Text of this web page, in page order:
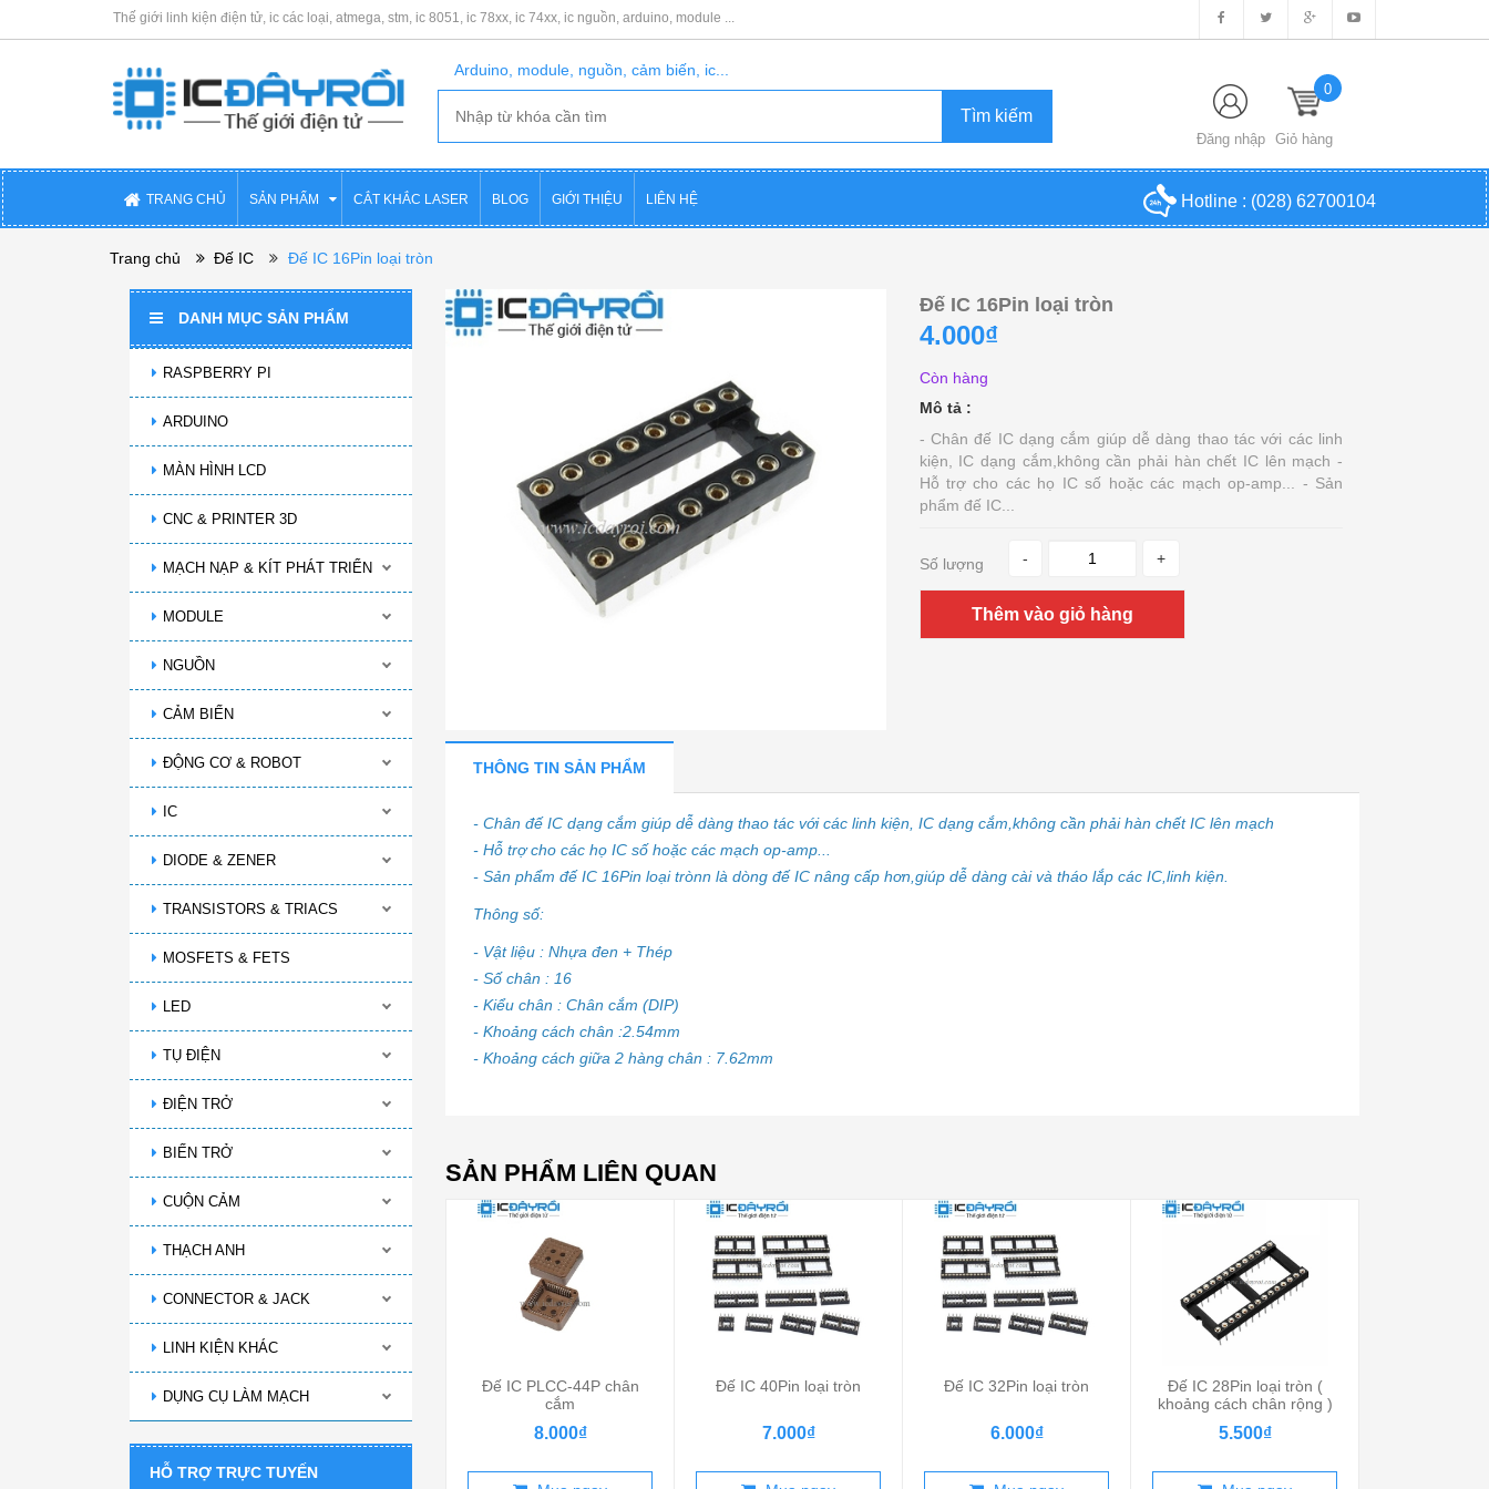
Thế giới linh kiện điện tử, ic các loại, atmega, stm, ic 8051, ic 78xx, ic 74xx, ic nguồn, arduino, module ...
Arduino, module, nguồn, cảm biến, ic...
Đăng nhập Giỏ hàng
0
TRANG CHỦ SẢN PHẨM CẮT KHẮC LASER BLOG GIỚI THIỆU LIÊN HỆ Hotline : (028) 62700104
Trang chủ Đế IC Đế IC 16Pin loại tròn
DANH MỤC SẢN PHẨM
RASPBERRY PI
ARDUINO
MÀN HÌNH LCD
CNC & PRINTER 3D
MẠCH NẠP & KÍT PHÁT TRIỂN
MODULE
NGUỒN
CẢM BIẾN
ĐỘNG CƠ & ROBOT
IC
DIODE & ZENER
TRANSISTORS & TRIACS
MOSFETS & FETS
LED
TỤ ĐIỆN
ĐIỆN TRỞ
BIẾN TRỞ
CUỘN CẢM
THẠCH ANH
CONNECTOR & JACK
LINH KIỆN KHÁC
DỤNG CỤ LÀM MẠCH
HỖ TRỢ TRỰC TUYẾN
Đế IC 16Pin loại tròn
4.000₫
Còn hàng
Mô tả :
- Chân đế IC dạng cắm giúp dễ dàng thao tác với các linh
kiện, IC dạng cắm,không cần phải hàn chết IC lên mạch -
Hỗ trợ cho các họ IC số hoặc các mạch op-amp... - Sản
phẩm đế IC...
Số lượng - +
Thêm vào giỏ hàng
THÔNG TIN SẢN PHẨM
- Chân đế IC dạng cắm giúp dễ dàng thao tác với các linh kiện, IC dạng cắm,không cần phải hàn chết IC lên mạch
- Hỗ trợ cho các họ IC số hoặc các mạch op-amp...
- Sản phẩm đế IC 16Pin loại trònn là dòng đế IC nâng cấp hơn,giúp dễ dàng cài và tháo lắp các IC,linh kiện.
Thông số:
- Vật liệu : Nhựa đen + Thép
- Số chân : 16
- Kiểu chân : Chân cắm (DIP)
- Khoảng cách chân :2.54mm
- Khoảng cách giữa 2 hàng chân : 7.62mm
SẢN PHẨM LIÊN QUAN
Đế IC PLCC-44P chân
cắm
8.000₫
Đế IC 40Pin loại tròn
7.000₫
Đế IC 32Pin loại tròn
6.000₫
Đế IC 28Pin loại tròn (
khoảng cách chân rộng )
5.500₫